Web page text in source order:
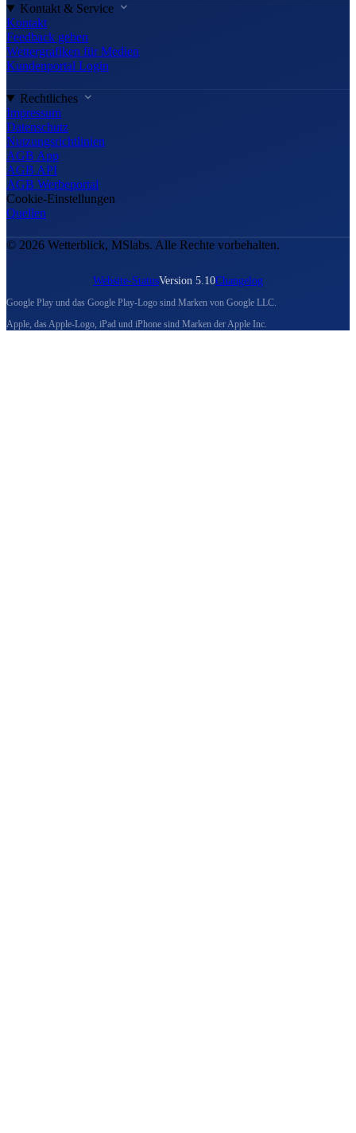
Kontakt & Service
Kontakt
Feedback geben
Wettergrafiken für Medien
Kundenportal Login
Rechtliches
Impressum
Datenschutz
Nutzungsrichtlinien
AGB App
AGB API
AGB Werbeportal
Cookie-Einstellungen
Quellen
© 2026 Wetterblick, MSlabs. Alle Rechte vorbehalten.
Website-StatusVersion 5.10Changelog
Google Play und das Google Play-Logo sind Marken von Google LLC.
Apple, das Apple-Logo, iPad und iPhone sind Marken der Apple Inc.